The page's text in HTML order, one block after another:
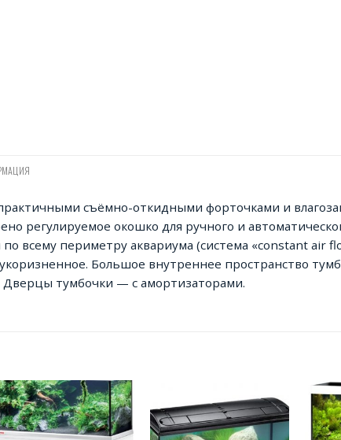
съёмно-откидными форточками и
регулируемое окошко для ручного и
всему периметру аквариума (система «constant air
Большое внутреннее пространство
Дверцы тумбочки — с амортизаторами.
В
избранное
В
избранное